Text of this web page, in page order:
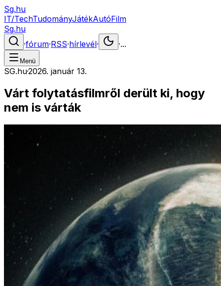
Sg.hu
IT/TechTudományJátékAutóFilm
Sg.hu
·fórum·RSS·hírlevél· ·...
Menü
SG.hu·2026. január 13.
Várt folytatásfilmről derült ki, hogy
nem is várták